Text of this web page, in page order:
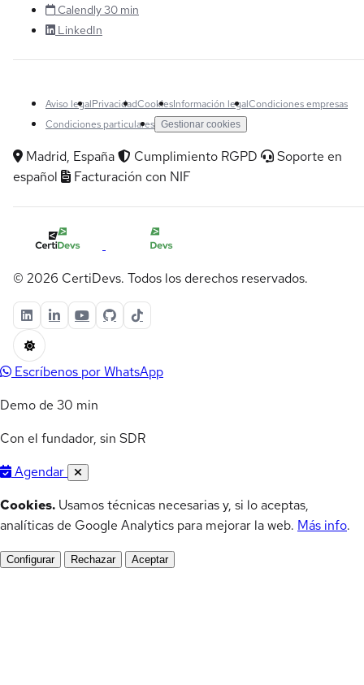
Calendly 30 min
LinkedIn
Aviso legalPrivacidadCookiesInformación legalCondiciones empresas
Condiciones particulares Gestionar cookies
Madrid, España Cumplimiento RGPD
Soporte en
español
Facturación con NIF
© 2026 CertiDevs. Todos los derechos reservados.
Escríbenos por WhatsApp
Demo de 30 min
Con el fundador, sin SDR
Agendar
Cookies. Usamos técnicas necesarias y, si lo aceptas,
analíticas de Google Analytics para mejorar la web. Más info.
Configurar Rechazar Aceptar